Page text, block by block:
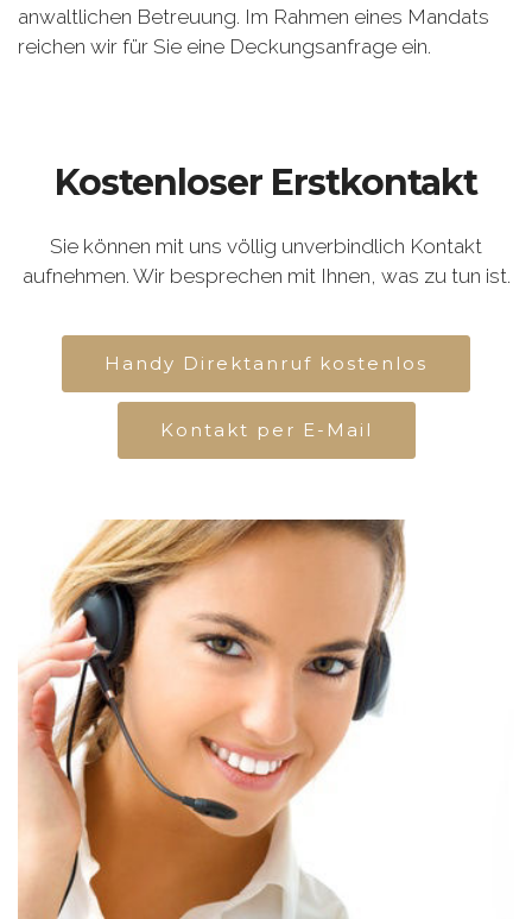
anwaltlichen Betreuung. Im Rahmen eines Mandats
reichen wir für Sie eine Deckungsanfrage ein.
Kostenloser Erstkontakt
Sie können mit uns völlig unverbindlich Kontakt
aufnehmen. Wir besprechen mit Ihnen, was zu tun ist.
Handy Direktanruf kostenlos
Kontakt per E-Mail